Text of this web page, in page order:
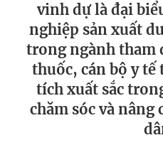
vinh dự là đại
nghiệp sản xuất
trong ngành tham
thuốc, cán bộ y
tích xuất sắc
chăm sóc và nâng